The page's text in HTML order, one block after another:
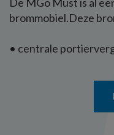
De MGo Must is al
brommobiel.Deze
• centrale